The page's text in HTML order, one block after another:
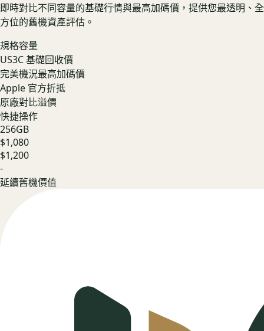
即時對比不同容量的基礎行情與最高加碼價，提供您最透明、全
方位的舊機資產評估。
規格容量
US3C 基礎回收價
完美機況最高加碼價
Apple 官方折抵
原廠對比溢價
快捷操作
256GB
$1,080
$1,200
-
延續舊機價值